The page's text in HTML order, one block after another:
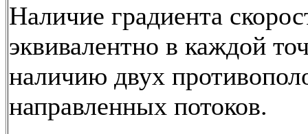
Наличие градиента
эквивалентно в каждой
наличию двух
направленных потоков.